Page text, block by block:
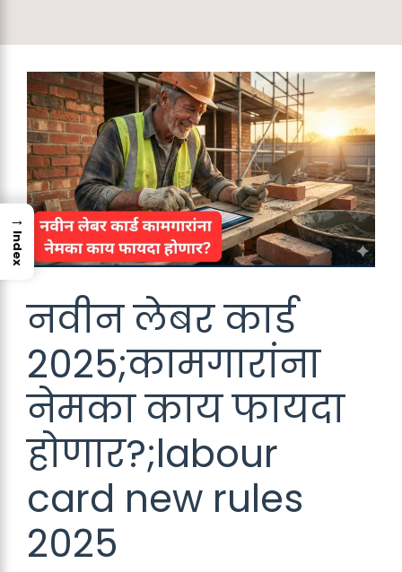
नवीन लेबर कार्ड
2025;कामगारांना
नेमका काय फायदा
होणार?;labour
card new rules
2025
→
Index